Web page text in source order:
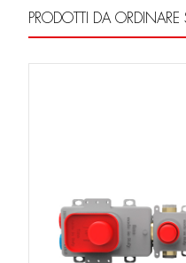
PRODOTTI DA ORDINARE